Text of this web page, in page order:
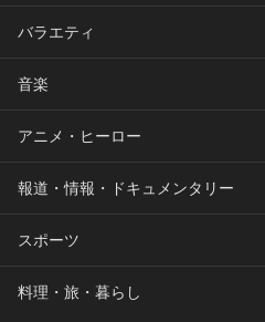
バラエティ
音楽
アニメ・ヒーロー
報道・情報・ドキュメンタリー
スポーツ
料理・旅・暮らし